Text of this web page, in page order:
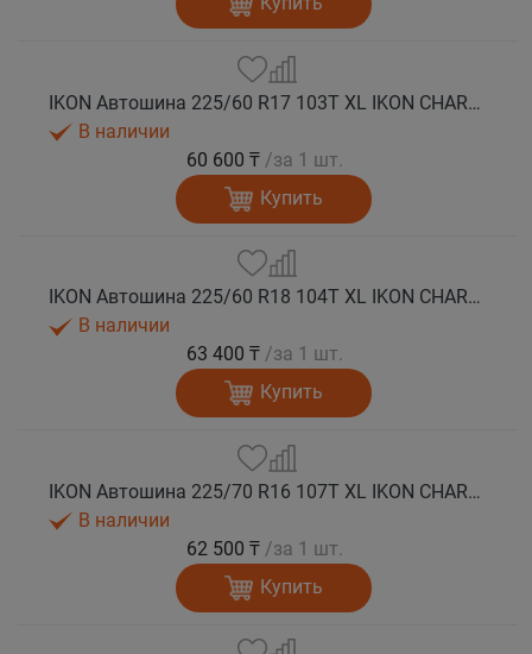
IKON Автошина 225/60 R17 103T XL IKON CHARACTER ICE 7 SUV шип.
В наличии
60 600 ₸ /за 1 шт.
Купить
IKON Автошина 225/60 R18 104T XL IKON CHARACTER ICE 7 SUV шип.
В наличии
63 400 ₸ /за 1 шт.
Купить
IKON Автошина 225/70 R16 107T XL IKON CHARACTER ICE 7 SUV шип.
В наличии
62 500 ₸ /за 1 шт.
Купить